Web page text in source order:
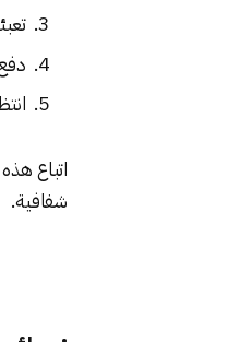
اتباع
شفافية.